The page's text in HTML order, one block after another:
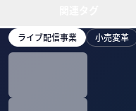
ライブ配信事業 小売変革